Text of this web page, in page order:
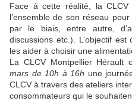
Face à cette réalité, la
l’ensemble de son réseau
par le biais, entre autre,
discussions etc.). L’objectif est
les aider à choisir une
La CLCV Montpellier Hérault
mars de 10h à 16h une
CLCV à travers des ateliers
consommateurs qui le